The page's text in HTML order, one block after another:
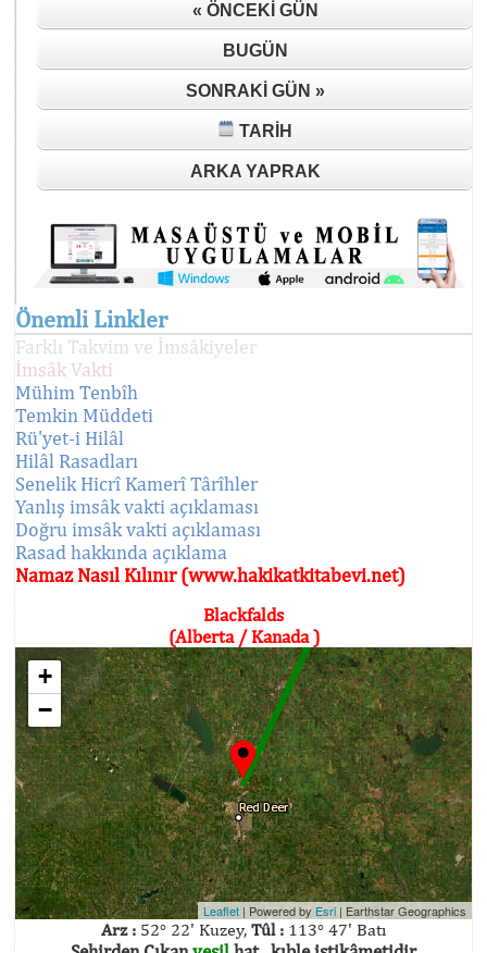
« ÖNCEKI GÜN
BUGÜN
SONRAKI GÜN »
TARIH
ARKA YAPRAK
Önemli Linkler
Farklı Takvim ve İmsâkiyeler
İmsâk Vakti
Mühim Tenbîh
Temkin Müddeti
Rü'yet-i Hilâl
Hilâl Rasadları
Senelik Hicrî Kamerî Târîhler
Yanlış imsâk vakti açıklaması
Doğru imsâk vakti açıklaması
Rasad hakkında açıklama
Namaz Nasıl Kılınır (www.hakikatkitabevi.net)
Blackfalds
(Alberta / Kanada )
+
−
Leaflet | Powered by Esri | Earthstar Geographics
Arz : 52° 22' Kuzey, Tûl : 113° 47' Batı